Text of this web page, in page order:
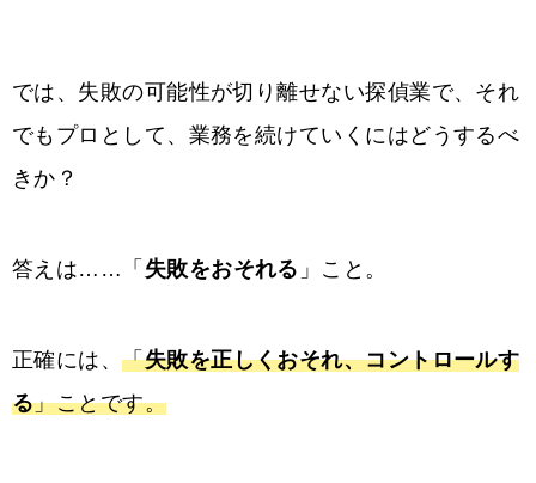
では、失敗の可能性が切り離せない探偵業で、それ
でもプロとして、業務を続けていくにはどうするべ
きか？
答えは……「 失敗をおそれる 」こと。
正確には、「失敗を正しくおそれ、コントロールす
る」ことです。